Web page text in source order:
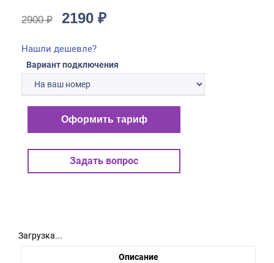
2900₽ 2190 ₽
Нашли дешевле?
Вариант подключения
Оформить тариф
Задать вопрос
Загрузка...
Описание